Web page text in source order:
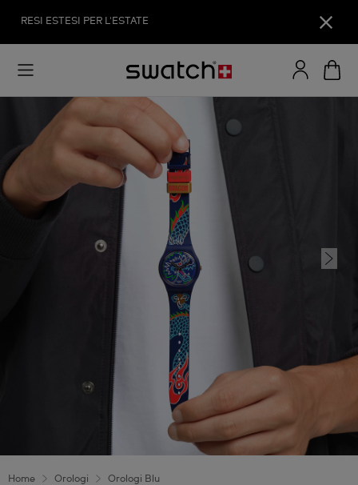
RESI ESTESI PER L'ESTATE
Home Orologi Orologi Blu